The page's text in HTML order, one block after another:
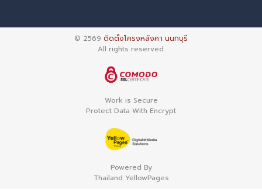
© 2569 ติดตั้งโครงหลังคา นนทบุรี
All rights reserved.
Work is Secure
Protect Data With Encrypt
Powered By
Thailand YellowPages